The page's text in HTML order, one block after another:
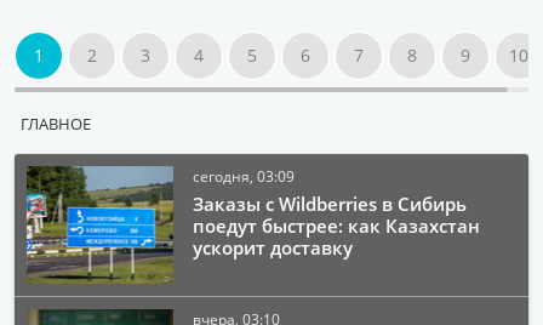
1 2 3 4 5 6 7 8 9 10
ГЛАВНОЕ
сегодня, 03:09
Заказы с Wildberries в Сибирь
поедут быстрее: как Казахстан
ускорит доставку
вчера, 03:10